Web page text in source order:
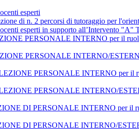
esperti
di n. 2 percorsi di tutoraggio per
esperti in supporto all’Intervento "A"
PERSONALE INTERNO per il
PERSONALE INTERNO/
PERSONALE INTERNO per il
PERSONALE INTERNO/
DI PERSONALE INTERNO per il
DI PERSONALE INTERNO/